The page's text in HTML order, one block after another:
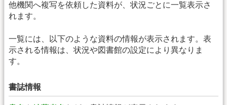
他機関へ複写を依頼した資料が、状況ごとに一覧表示さ
れます。
一覧には、以下のような資料の情報が表示されます。表
示される情報は、状況や図書館の設定により異なりま
す。
書誌情報